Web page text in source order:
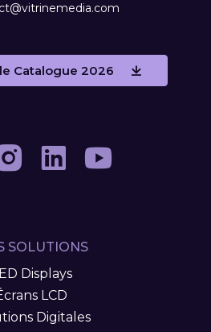
@vitrinemedia.com
Catalogue 2026
SOLUTIONS
Displays
LCD
Digitales